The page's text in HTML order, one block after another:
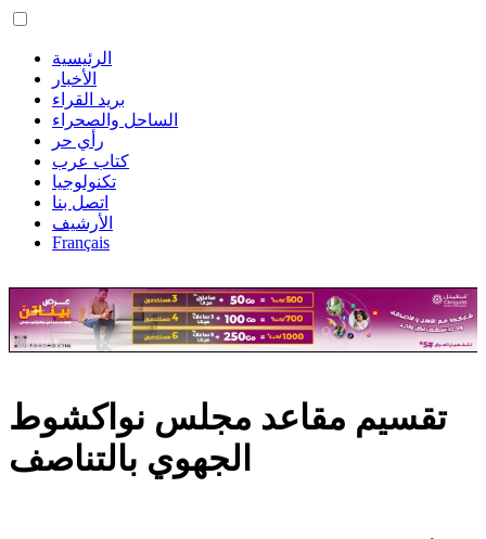
الرئيسية
الأخبار
بريد القراء
الساحل والصحراء
رأي حر
كتاب عرب
تكنولوجيا
اتصل بنا
الأرشيف
Français
تقسيم مقاعد مجلس نواكشوط
الجهوي بالتناصف